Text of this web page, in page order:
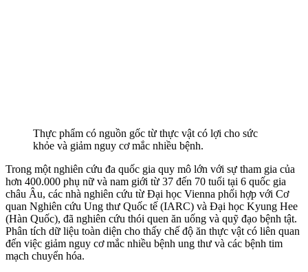
Thực phẩm có nguồn gốc từ thực vật có lợi cho sức
khỏe và giảm nguy cơ mắc nhiều bệnh.
Trong một nghiên cứu đa quốc gia quy mô lớn với sự tham gia của
hơn 400.000 phụ nữ và nam giới từ 37 đến 70 tuổi tại 6 quốc gia
châu Âu, các nhà nghiên cứu từ Đại học Vienna phối hợp với Cơ
quan Nghiên cứu Ung thư Quốc tế (IARC) và Đại học Kyung Hee
(Hàn Quốc), đã nghiên cứu thói quen ăn uống và quỹ đạo bệnh tật.
Phân tích dữ liệu toàn diện cho thấy chế độ ăn thực vật có liên quan
đến việc giảm nguy cơ mắc nhiều bệnh ung thư và các bệnh tim
mạch chuyển hóa.